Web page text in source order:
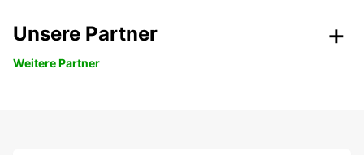
Unsere Partner
Weitere Partner